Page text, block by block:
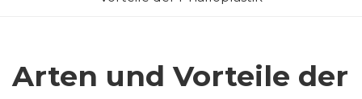
Arten und Vorteile der